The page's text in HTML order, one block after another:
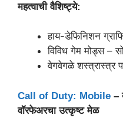
महत्वाची वैशिष्ट्ये:
हाय-डेफिनिशन
विविध गेम मोड्स –
वेगवेगळे शस्त्रास्त्र
Call of Duty: Mobile –
वॉरफेअरचा उत्कृष्ट मेळ